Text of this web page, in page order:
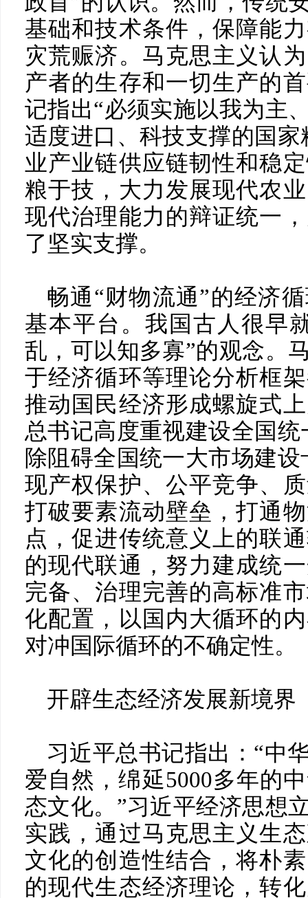
基础和技术条件，保障能
灾荒赈济。马克思主义认
产者的生存和一切生产的
记指出“必须实施以我为主
适度进口、科技支撑的国
业产业链供应链韧性和稳
粮于技，大力发展现代农
现代治理能力的辩证统一
了坚实支撑。
畅通“财物流通”的经济
基本平台。我国古人很早
乱，可以知多寡”的观念。
于经济循环等理论分析框
推动国民经济形成螺旋式
总书记高度重视建设全国
除阻碍全国统一大市场建
现产权保护、公平竞争、
打破要素流动壁垒，打通
点，促进传统意义上的联
的现代联通，努力建成统
完备、治理完善的高标准
化配置，以国内大循环的
对冲国际循环的不确定性。
开辟生态经济发展新境界
习近平总书记指出：“中
爱自然，绵延5000多年的
态文化。”习近平经济思想
实践，通过马克思主义生
文化的创造性结合，将朴
的现代生态经济理论，转